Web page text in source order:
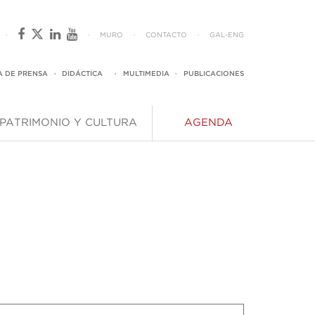
· · MURO · CONTACTO · GAL- ENG
DE PRENSA · DIDÁCTICA · MULTIMEDIA · PUBLICACIONES
PATRIMONIO Y CULTURA AGENDA